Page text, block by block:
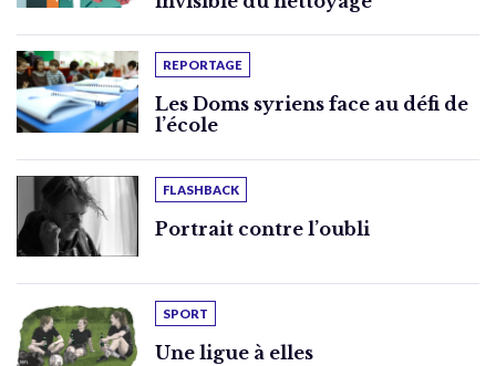
REPORTAGE
Les Doms syriens face au défi de
l’école
FLASHBACK
Portrait contre l’oubli
SPORT
Une ligue à elles